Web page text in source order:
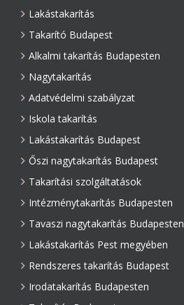
Lakástakarítás
Takarító Budapest
Alkalmi takarítás Budapesten
Nagytakarítás
Adatvédelmi szabályzat
Iskola takarítás
Lakástakarítás Budapest
Őszi nagytakarítás Budapest
Takarítási szolgáltatások
Intézménytakarítás Budapesten
Tavaszi nagytakarítás Budapesten
Lakástakarítás Pest megyében
Rendszeres takarítás Budapest
Irodatakarítás Budapesten